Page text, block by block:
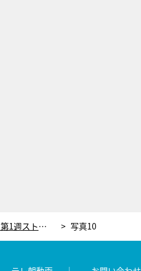
早くも大人気『やすらぎの郷』、第1週ストーリーおさらい 写真10